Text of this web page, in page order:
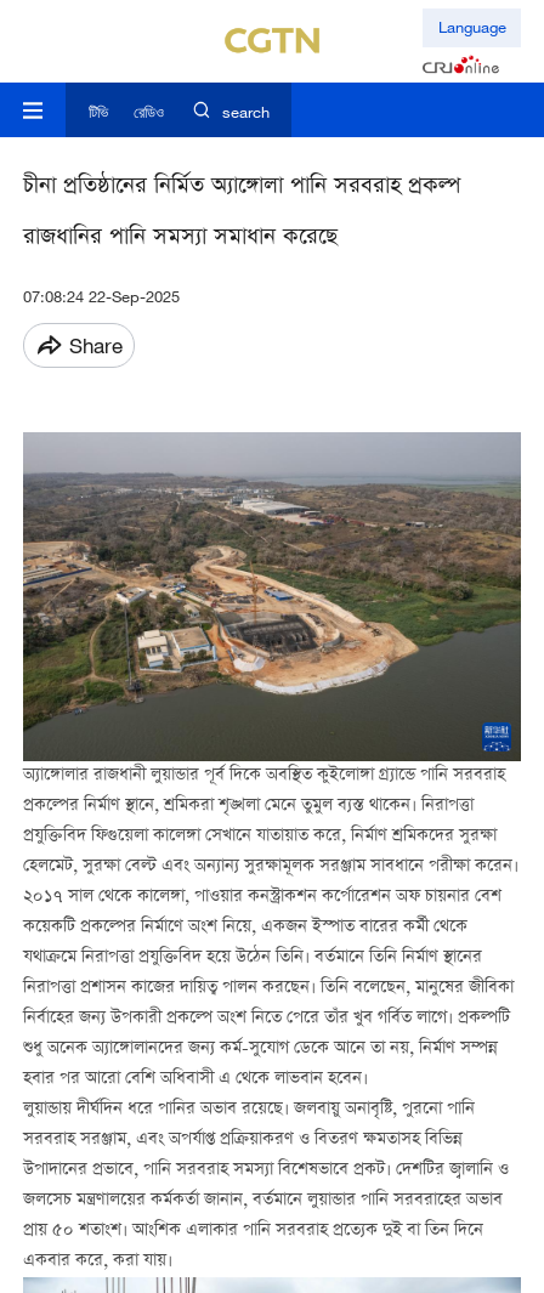
Language
টিভি রেডিও search
চীনা প্রতিষ্ঠানের নির্মিত অ্যাঙ্গোলা পানি সরবরাহ প্রকল্প
রাজধানির পানি সমস্যা সমাধান করেছে
07:08:24 22-Sep-2025
Share
অ্যাঙ্গোলার রাজধানী লুয়ান্ডার পূর্ব দিকে অবস্থিত কুইলোঙ্গা গ্র্যান্ডে পানি সরবরাহ
প্রকল্পের নির্মাণ স্থানে, শ্রমিকরা শৃঙ্খলা মেনে তুমুল ব্যস্ত থাকেন। নিরাপত্তা
প্রযুক্তিবিদ ফিগুয়েলা কালেঙ্গা সেখানে যাতায়াত করে, নির্মাণ শ্রমিকদের সুরক্ষা
হেলমেট, সুরক্ষা বেল্ট এবং অন্যান্য সুরক্ষামূলক সরঞ্জাম সাবধানে পরীক্ষা করেন।
২০১৭ সাল থেকে কালেঙ্গা, পাওয়ার কনস্ট্রাকশন কর্পোরেশন অফ চায়নার বেশ
কয়েকটি প্রকল্পের নির্মাণে অংশ নিয়ে, একজন ইস্পাত বারের কর্মী থেকে
যথাক্রমে নিরাপত্তা প্রযুক্তিবিদ হয়ে উঠেন তিনি। বর্তমানে তিনি নির্মাণ স্থানের
নিরাপত্তা প্রশাসন কাজের দায়িত্ব পালন করছেন। তিনি বলেছেন, মানুষের জীবিকা
নির্বাহের জন্য উপকারী প্রকল্পে অংশ নিতে পেরে তাঁর খুব গর্বিত লাগে। প্রকল্পটি
শুধু অনেক অ্যাঙ্গোলানদের জন্য কর্ম-সুযোগ ডেকে আনে তা নয়, নির্মাণ সম্পন্ন
হবার পর আরো বেশি অধিবাসী এ থেকে লাভবান হবেন।
লুয়ান্ডায় দীর্ঘদিন ধরে পানির অভাব রয়েছে। জলবায়ু অনাবৃষ্টি, পুরনো পানি
সরবরাহ সরঞ্জাম, এবং অপর্যাপ্ত প্রক্রিয়াকরণ ও বিতরণ ক্ষমতাসহ বিভিন্ন
উপাদানের প্রভাবে, পানি সরবরাহ সমস্যা বিশেষভাবে প্রকট। দেশটির জ্বালানি ও
জলসেচ মন্ত্রণালয়ের কর্মকর্তা জানান, বর্তমানে লুয়ান্ডার পানি সরবরাহের অভাব
প্রায় ৫০ শতাংশ। আংশিক এলাকার পানি সরবরাহ প্রত্যেক দুই বা তিন দিনে
একবার করে, করা যায়।